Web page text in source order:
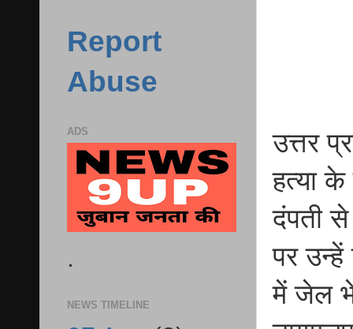
उत्तर
हत्या
दंपती
पर उन्हें
में जेल
Report
Abuse
ADS
.
NEWS TIMELINE